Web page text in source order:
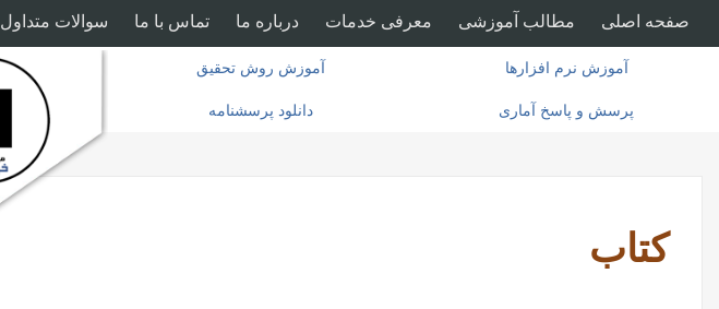
صفحه اصلی مطالب آموزشی معرفی خدمات درباره ما تماس با ما سوالات متداول
آموزش نرم افزارها آموزش روش تحقیق
پرسش و پاسخ آماری دانلود پرسشنامه
کتاب